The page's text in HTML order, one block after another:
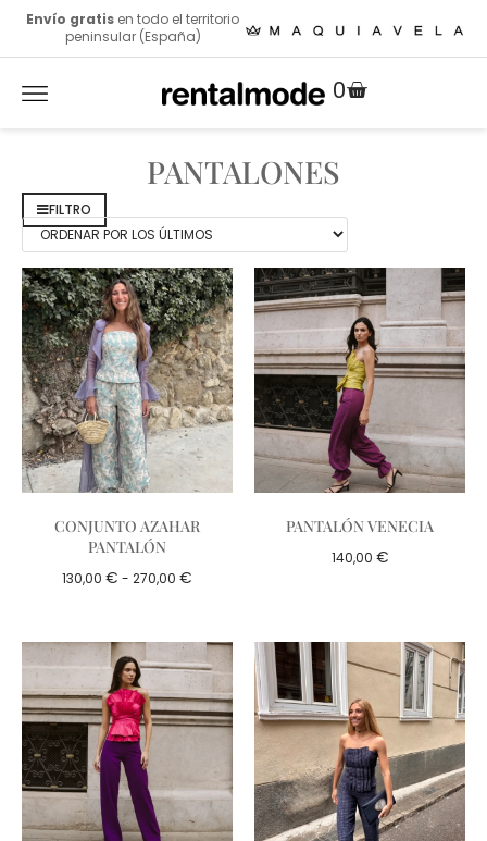
Envío gratis en todo el territorio
peninsular (España)
0
PANTALONES
FILTRO
CONJUNTO AZAHAR
PANTALÓN
130,00 € - 270,00 €
PANTALÓN VENECIA
140,00 €